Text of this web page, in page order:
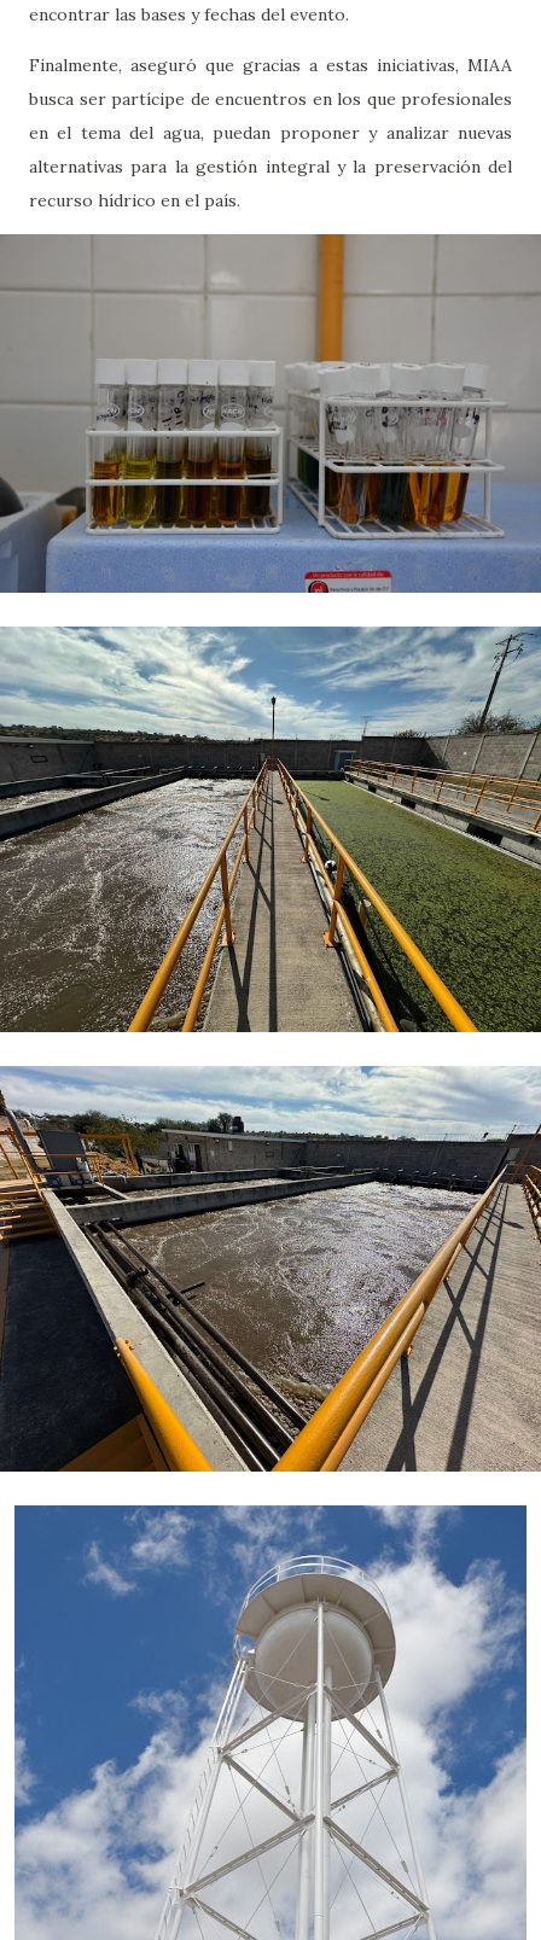
encontrar las bases y fechas del evento.
Finalmente, aseguró que gracias a estas iniciativas, MIAA
busca ser partícipe de encuentros en los que profesionales
en el tema del agua, puedan proponer y analizar nuevas
alternativas para la gestión integral y la preservación del
recurso hídrico en el país.